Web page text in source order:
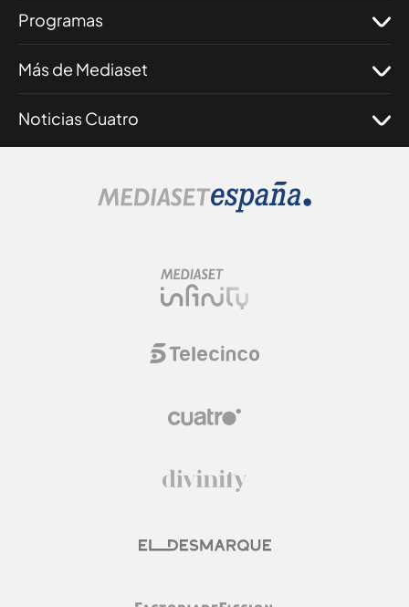
Programas
Más de Mediaset
Noticias Cuatro